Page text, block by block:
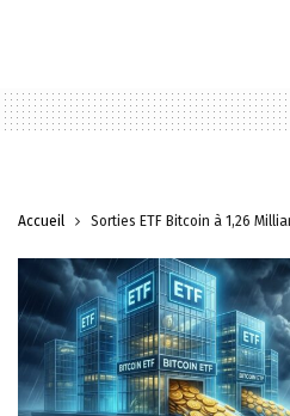
Accueil Sorties ETF Bitcoin à 1,26